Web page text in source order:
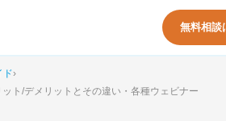
無料相談
ド›
ト/デメリットとその違い・各種ウェビナー